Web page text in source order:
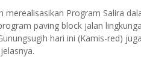
merealisasikan Program Salira
paving block jalan
hari ini (Kamis-red)